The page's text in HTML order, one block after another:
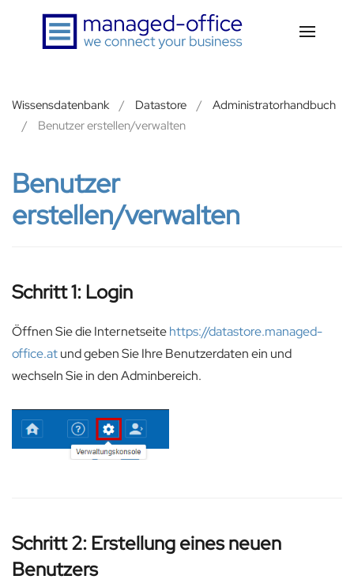
Zum Hauptinhalt springen
Wissensdatenbank Datastore
Administratorhandbuch
Benutzer erstellen/verwalten
Benutzer
erstellen/verwalten
Schritt 1: Login
Öffnen Sie die Internetseitehttps://datastore.managed-
office.atund geben Sie Ihre Benutzerdaten ein und
wechseln Sie in den Adminbereich.
Schritt 2: Erstellung eines neuen
Benutzers